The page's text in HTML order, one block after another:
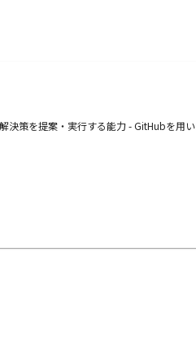
決策を提案・実行する能力 - GitHubを用